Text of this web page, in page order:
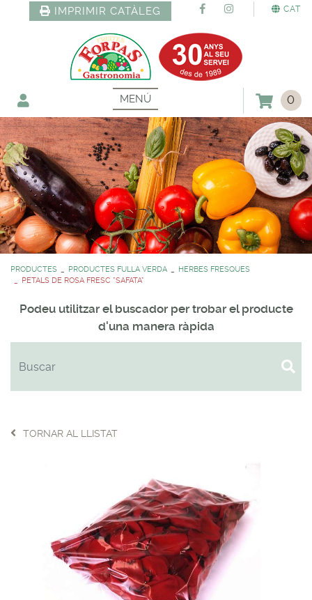
CAT
IMPRIMIR CATÀLEG
MENÚ 0
PRODUCTES PRODUCTES FULLA VERDA
HERBES FRESQUES
PETALS DE ROSA FRESC *SAFATA*
Podeu utilitzar el buscador per trobar el producte
d'una manera ràpida
TORNAR AL LLISTAT